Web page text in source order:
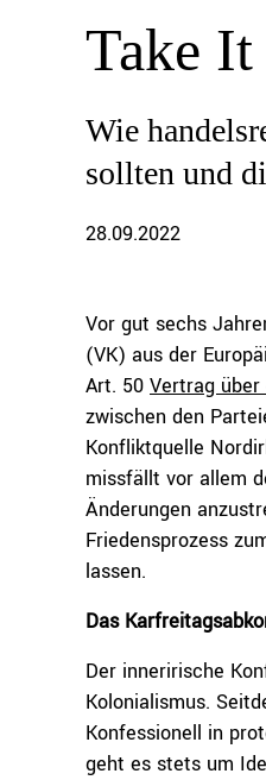
Take
Wie
sollten und
28.09.2022
Vor gut sechs
(VK) aus der
Art. 50 Vertrag über
zwischen den
Konfliktquelle
missfällt vor allem
Änderungen
Friedensprozess
lassen.
Das
Der innerirische
Kolonialismus.
Konfessionell in
geht es stets um